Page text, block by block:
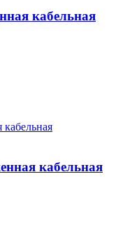
кабельная
кабельная